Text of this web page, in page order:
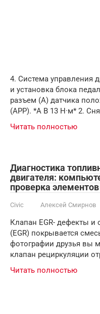
4. Система управления
и установка блока
разъем (A) датчика
(APP). *A B 13 Н·м* 2.
Читать полностью
Диагностика
двигателя:
проверка
Civic Алексей Смирнов
Клапан EGR- дефекты
(EGR) покрывается
фотографии друзья вы
клапан рециркуляции
Читать полностью